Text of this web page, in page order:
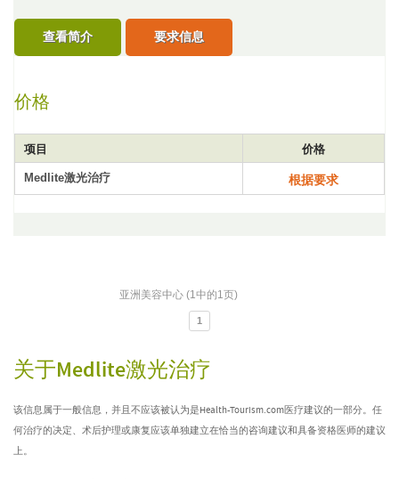
查看简介 要求信息
价格
项目 价格
Medlite激光治疗 根据要求
亚洲美容中心 (1中的1页)
1
关于Medlite激光治疗
该信息属于一般信息，并且不应该被认为是Health-Tourism.com医疗建议的一部分。任
何治疗的决定、术后护理或康复应该单独建立在恰当的咨询建议和具备资格医师的建议
上。